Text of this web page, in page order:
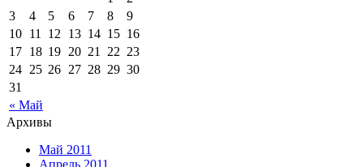
« Май
3
4 5 6 7 8
9
10 11 12 13 14 15 16
17 18 19 20 21 22 23
24 25 26 27 28 29 30
31
Архивы
Май 2011
Апрель 2011